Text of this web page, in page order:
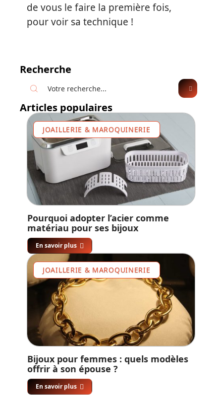
de vous le faire la première fois,
pour voir sa technique !
Recherche
Articles populaires
JOAILLERIE & MAROQUINERIE
Pourquoi adopter l’acier comme
matériau pour ses bijoux
En savoir plus
JOAILLERIE & MAROQUINERIE
Bijoux pour femmes : quels modèles
offrir à son épouse ?
En savoir plus